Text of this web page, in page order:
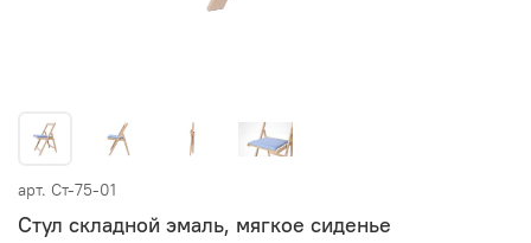
арт. Ст-75-01
Стул складной эмаль, мягкое сиденье